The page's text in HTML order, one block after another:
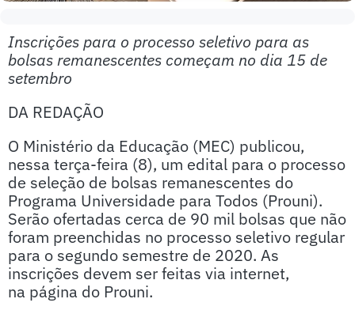
Inscrições para o processo seletivo para as
bolsas remanescentes começam no dia 15 de
setembro
DA REDAÇÃO
O Ministério da Educação (MEC) publicou,
nessa terça-feira (8), um edital para o processo
de seleção de bolsas remanescentes do
Programa Universidade para Todos (Prouni).
Serão ofertadas cerca de 90 mil bolsas que não
foram preenchidas no processo seletivo regular
para o segundo semestre de 2020. As
inscrições devem ser feitas via internet,
na página do Prouni.